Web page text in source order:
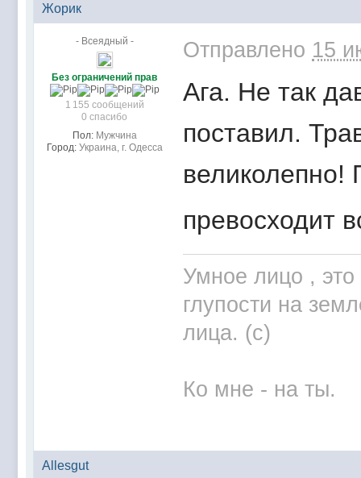
Жорик
- Всеядный -
Без ограничений прав
1 155 сообщений
0 спасибо
Пол: Мужчина
Город: Украина, г. Одесса
Отправлено 15
Ага. Не так
поставил.
великолепно!
превосходит
Умное лицо ,
глупости на
лица. (с)
Ко мне - на ты.
Allesgut